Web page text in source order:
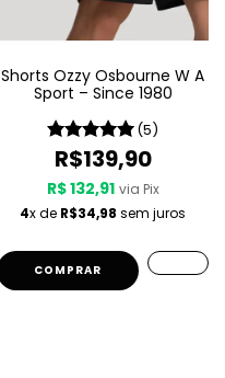
Shorts Ozzy Osbourne W A
Sport – Since 1980
(5)
R$139,90
R$ 132,91 via Pix
4x de R$34,98 sem juros
COMPRAR